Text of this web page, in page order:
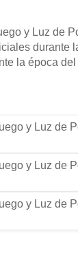
y Luz de
durante
la época